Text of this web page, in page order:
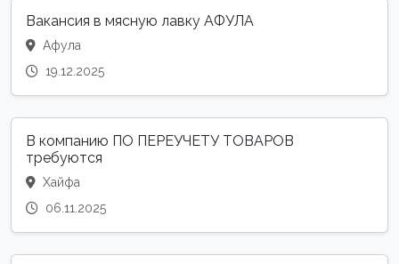
Вакансия в мясную лавку АФУЛА
Афула
19.12.2025
В компанию ПО ПЕРЕУЧЕТУ ТОВАРОВ
требуются
Хайфа
06.11.2025